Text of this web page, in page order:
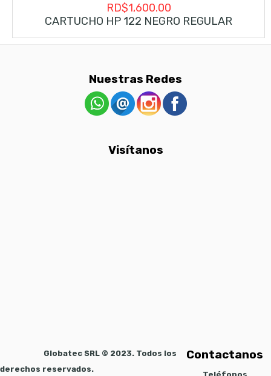
RD$1,600.00
CARTUCHO HP 122 NEGRO REGULAR
Nuestras Redes
Visítanos
Contactanos
Globatec SRL © 2023. Todos los
derechos reservados.